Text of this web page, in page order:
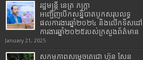
រដ្ឋមន្រ្តី​ នេត្រ​ ភក្ត្រា​
អញ្ជើញបើកសន្និបាតបូកសរុបលទ្ធ
ផលការងារឆ្នាំ២០២៤ និងលើកទិសដៅ
ការងារឆ្នាំ២០២៥របស់​ក្រសួង​ព័ត៌មាន​
January 21, 2025
សកម្មភាពសម្តេចតេជោ ហ៊ុន សែន